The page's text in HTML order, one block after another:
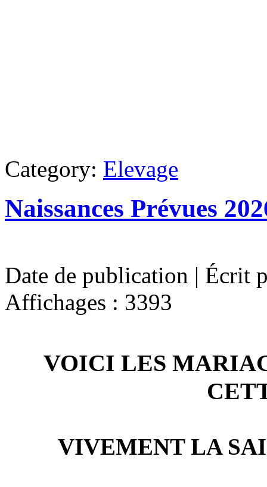
Category: Elevage
Naissances Prévues
Date de publication | Écrit
Affichages : 3393
VOICI LES
VIVEMENT LA